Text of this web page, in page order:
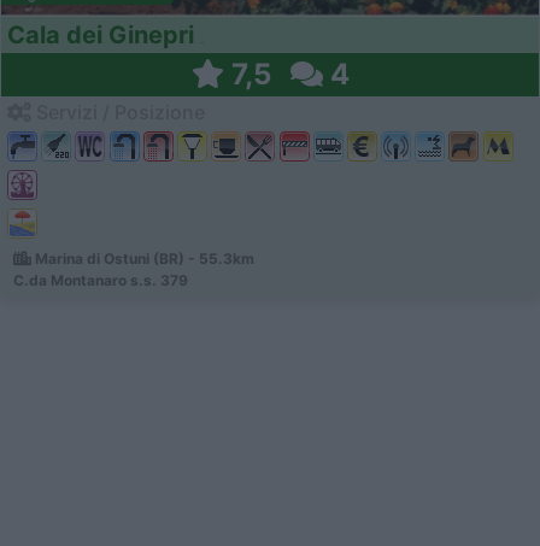
Cala dei Ginepri
7,5 4
Marina di Ostuni (BR) - 55.3km
C.da Montanaro s.s. 379